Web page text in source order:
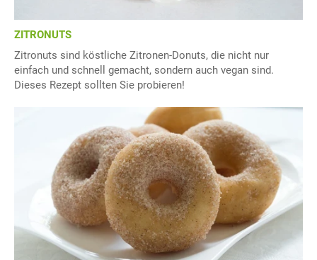
ZITRONUTS
Zitronuts sind köstliche Zitronen-Donuts, die nicht nur
einfach und schnell gemacht, sondern auch vegan sind.
Dieses Rezept sollten Sie probieren!